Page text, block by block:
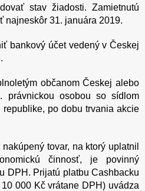
stav žiadosti. Zamietnutú
najneskôr 31. januára 2019.
účet vedený v Českej
občanom Českej alebo
právnickou osobou so sídlom
po dobu trvania akcie
tovar, na ktorý uplatnil
činnosť, je povinný
DPH. Prijatú platbu Cashbacku
000 Kč vrátane DPH) uvádza